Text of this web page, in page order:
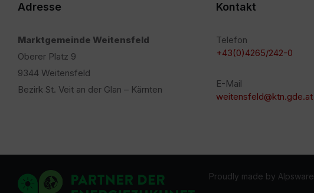
Adresse
Marktgemeinde Weitensfeld
Oberer Platz 9
9344 Weitensfeld
Bezirk St. Veit an der Glan – Kärnten
Kontakt
Telefon
+43(0)4265/242-0
E-Mail
weitensfeld@ktn.gde.at
Proudly made by Alpsware